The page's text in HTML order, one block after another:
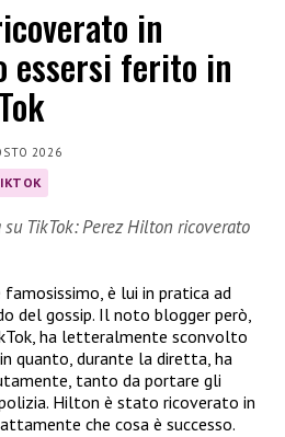
in
essersi ferito in
2026
TikTok: Perez Hilton ricoverato
famosissimo, è lui in pratica ad
del gossip. Il noto blogger però,
ha letteralmente sconvolto
quanto, durante la diretta, ha
tanto da portare gli
Hilton è stato ricoverato in
che cosa è successo.